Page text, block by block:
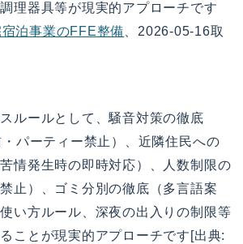
理器具等が現実的アプローチです
泊事業のFFE整備、2026-05-16取
ルールとして、騒音対策の徹底
・パーティー禁止）、近隣住民への
情発生時の即時対応）、人数制限の
止）、ゴミ分別の徹底（多言語案
い方ルール、深夜の出入りの制限等
ことが現実的アプローチです[出典: